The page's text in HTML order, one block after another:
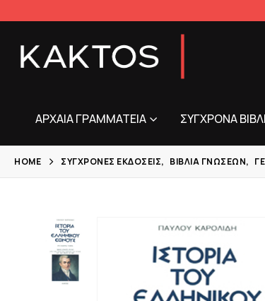
ΑΡΧΑΊΑ ΓΡΑΜΜΑΤΕΊΑ ΣΎΓΧΡΟΝΑ
HOME ΣΎΓΧΡΟΝΕΣ ΕΚΔΌΣΕΙΣ, ΒΙΒΛΊΑ ΓΝΏΣΕΩΝ,